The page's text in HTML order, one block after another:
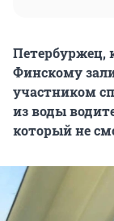
Петербуржец,
Финскому
участником
из воды
который не